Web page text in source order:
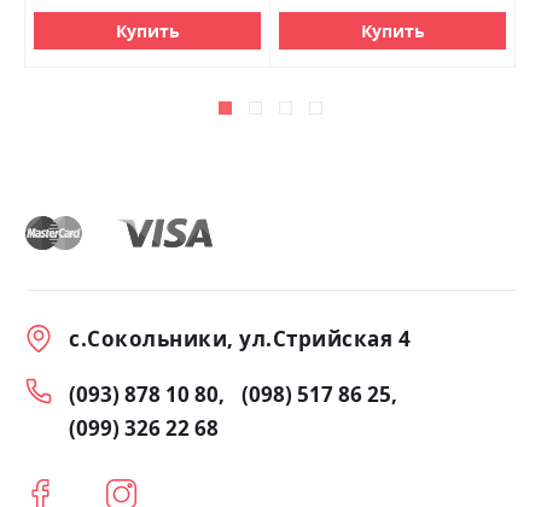
Купить Купить
с.Сокольники, ул.Стрийская 4
(093) 878 10 80
(098) 517 86 25
(099) 326 22 68